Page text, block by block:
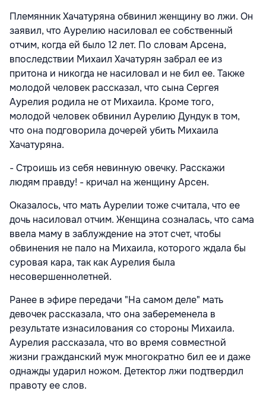
Племянник Хачатуряна обвинил женщину во лжи. Он
заявил, что Аурелию насиловал ее собственный
отчим, когда ей было 12 лет. По словам Арсена,
впоследствии Михаил Хачатурян забрал ее из
притона и никогда не насиловал и не бил ее. Также
молодой человек рассказал, что сына Сергея
Аурелия родила не от Михаила. Кроме того,
молодой человек обвинил Аурелию Дундук в том,
что она подговорила дочерей убить Михаила
Хачатуряна.
- Строишь из себя невинную овечку. Расскажи
людям правду! - кричал на женщину Арсен.
Оказалось, что мать Аурелии тоже считала, что ее
дочь насиловал отчим. Женщина созналась, что сама
ввела маму в заблуждение на этот счет, чтобы
обвинения не пало на Михаила, которого ждала бы
суровая кара, так как Аурелия была
несовершеннолетней.
Ранее в эфире передачи "На самом деле" мать
девочек рассказала, что она забеременела в
результате изнасилования со стороны Михаила.
Аурелия рассказала, что во время совместной
жизни гражданский муж многократно бил ее и даже
однажды ударил ножом. Детектор лжи подтвердил
правоту ее слов.